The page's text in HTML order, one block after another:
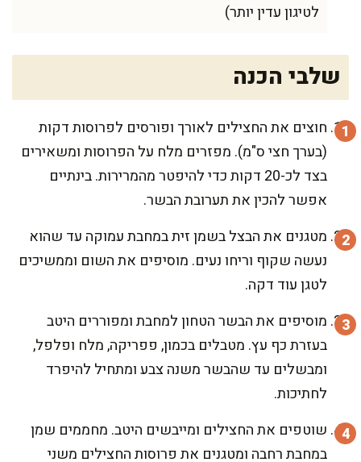
לטיגון עדין יותר)
שלבי הכנה
חוצים את החצילים לאורך ופורסים לפרוסות דקות
(בערך חצי ס"מ). מפזרים מלח על הפרוסות ומשאירים
בצד לכ-20 דקות כדי להיפטר מהמרירות. בינתיים
אפשר להכין את תערובת הבשר.
מטגנים את הבצל בשמן זית במחבת עמוקה עד שהוא
נעשה שקוף וריחו נעים. מוסיפים את השום וממשיכים
לטגן עוד דקה.
מוסיפים את הבשר הטחון למחבת ומפוררים היטב
בעזרת כף עץ. מטבלים בכמון, פפריקה, מלח ופלפל,
ומבשלים עד שהבשר משנה צבע ומתחיל להיפרד
לחתיכות.
שוטפים את החצילים ומייבשים היטב. מחממים שמן
במחבת רחבה ומטגנים את פרוסות החצילים משני